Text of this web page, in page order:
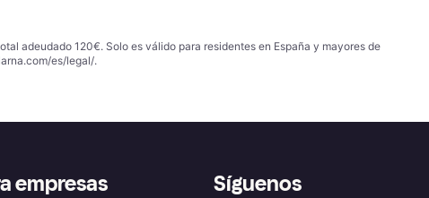
adeudado 120€. Solo es válido para residentes en España y mayores de
es/legal/.
empresas Síguenos